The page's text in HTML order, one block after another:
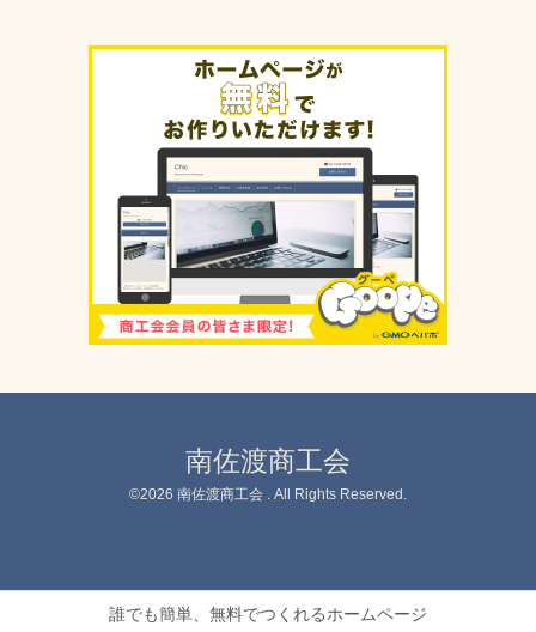
南佐渡商工会
©2026 南佐渡商工会 . All Rights Reserved.
誰でも簡単、無料でつくれるホームページ